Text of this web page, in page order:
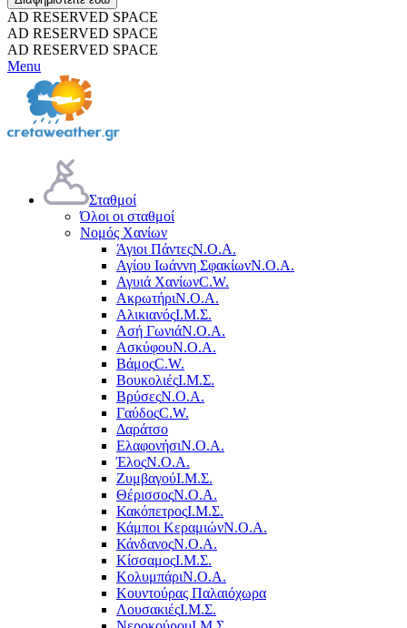
AD RESERVED SPACE
AD RESERVED SPACE
AD RESERVED SPACE
Menu
Σταθμοί
Όλοι οι σταθμοί
Νομός Χανίων
Άγιοι ΠάντεςΝ.Ο.Α.
Αγίου Ιωάννη ΣφακίωνΝ.Ο.Α.
Αγυιά ΧανίωνC.W.
ΑκρωτήριΝ.Ο.Α.
ΑλικιανόςΙ.Μ.Σ.
Ασή ΓωνιάΝ.Ο.Α.
ΑσκύφουΝ.Ο.Α.
ΒάμοςC.W.
ΒουκολιέςΙ.Μ.Σ.
ΒρύσεςΝ.Ο.Α.
ΓαύδοςC.W.
Δαράτσο
ΕλαφονήσιΝ.Ο.Α.
ΈλοςΝ.Ο.Α.
ΖυμβαγούΙ.Μ.Σ.
ΘέρισσοςΝ.Ο.Α.
ΚακόπετροςΙ.Μ.Σ.
Κάμποι ΚεραμιώνΝ.Ο.Α.
ΚάνδανοςΝ.Ο.Α.
ΚίσσαμοςΙ.Μ.Σ.
ΚολυμπάριΝ.Ο.Α.
Κουντούρας Παλαιόχωρα
ΛουσακιέςΙ.Μ.Σ.